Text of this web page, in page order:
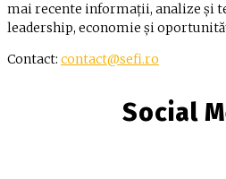
mai recente informații, analize și
leadership, economie și
Contact: contact@sefi.ro
Social